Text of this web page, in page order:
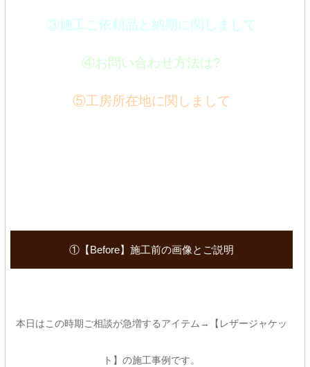
③施工ご依頼品と納期に関しまして
④お問い合わせ方法は?
⑤工房所在地に関しまして
①【Before】施工前の画像とご説明
本日はこの時期ご相談が急増するアイテム→【レザージャケッ
ト】の施工事例です。